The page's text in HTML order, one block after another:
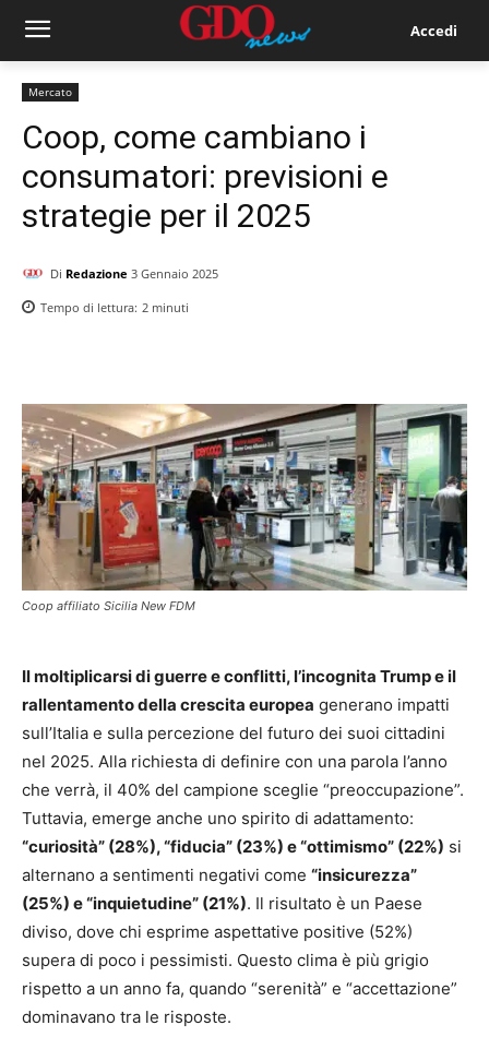
Accedi
Mercato
Coop, come cambiano i
consumatori: previsioni e
strategie per il 2025
Di Redazione 3 Gennaio 2025
Tempo di lettura: 2 minuti
Coop affiliato Sicilia New FDM
Il moltiplicarsi di guerre e conflitti, l’incognita Trump e il
rallentamento della crescita europea generano impatti
sull’Italia e sulla percezione del futuro dei suoi cittadini
nel 2025. Alla richiesta di definire con una parola l’anno
che verrà, il 40% del campione sceglie “preoccupazione”.
Tuttavia, emerge anche uno spirito di adattamento:
“curiosità” (28%), “fiducia” (23%) e “ottimismo” (22%) si
alternano a sentimenti negativi come “insicurezza”
(25%) e “inquietudine” (21%). Il risultato è un Paese
diviso, dove chi esprime aspettative positive (52%)
supera di poco i pessimisti. Questo clima è più grigio
rispetto a un anno fa, quando “serenità” e “accettazione”
dominavano tra le risposte.